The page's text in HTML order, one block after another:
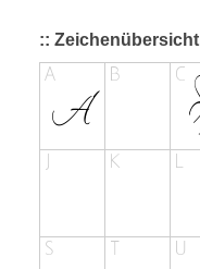
:: Zeichenübersicht